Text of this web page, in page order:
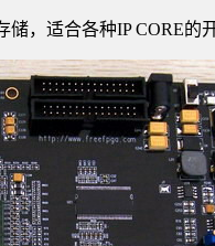
储，适合各种IP CORE的